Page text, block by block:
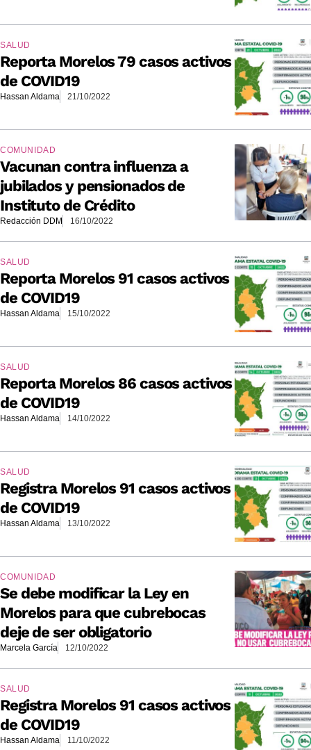
SALUD
Reporta Morelos 79 casos activos
de COVID19
Hassan Aldama 21/10/2022
COMUNIDAD
Vacunan contra influenza a
jubilados y pensionados de
Instituto de Crédito
Redacción DDM 16/10/2022
SALUD
Reporta Morelos 91 casos activos
de COVID19
Hassan Aldama 15/10/2022
SALUD
Reporta Morelos 86 casos activos
de COVID19
Hassan Aldama 14/10/2022
SALUD
Registra Morelos 91 casos activos
de COVID19
Hassan Aldama 13/10/2022
COMUNIDAD
Se debe modificar la Ley en
Morelos para que cubrebocas
deje de ser obligatorio
Marcela García 12/10/2022
SALUD
Registra Morelos 91 casos activos
de COVID19
Hassan Aldama 11/10/2022